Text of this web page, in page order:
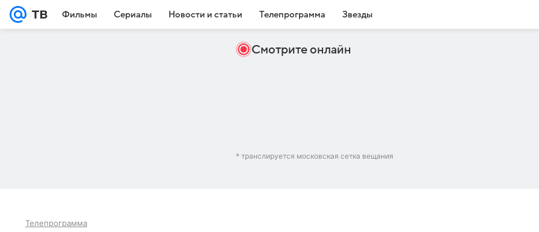
Фильмы Сериалы Новости и статьи Телепрограмма Звезды
Смотрите онлайн
* транслируется московская сетка вещания
Телепрограмма